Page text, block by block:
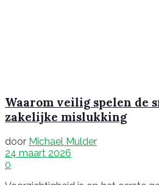
Waarom veilig spelen de
zakelijke mislukking
door Michael Mulder
24 maart 2026
0